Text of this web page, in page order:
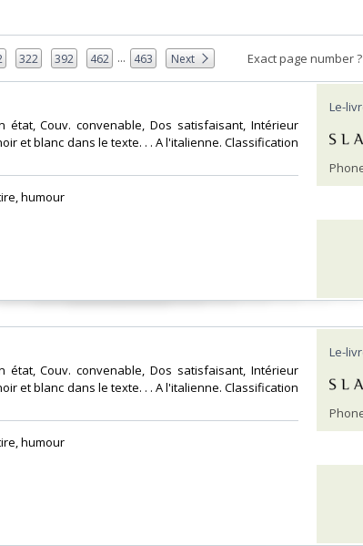
322 392 462 ... 463 Next Exact page number ?
état, Couv. convenable, Dos satisfaisant, Intérieur
et blanc dans le texte. . . A l'italienne. Classification
humour‎
Le-
état, Couv. convenable, Dos satisfaisant, Intérieur
et blanc dans le texte. . . A l'italienne. Classification
humour‎
Le-